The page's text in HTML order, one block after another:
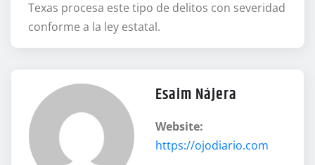
Texas procesa este tipo de delitos con severidad
conforme a la ley estatal.
Esaim Nájera
Website:
https://ojodiario.com